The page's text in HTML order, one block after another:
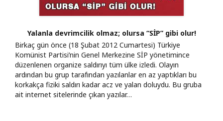
Yalanla devrimcilik olmaz; olursa “SİP” gibi olur!
Birkaç gün önce (18 Şubat 2012 Cumartesi) Türkiye
Komünist Partisi’nin Genel Merkezine SİP yönetimince
düzenlenen organize saldırıyı tüm ülke izledi. Olayın
ardından bu grup tarafından yazılanlar en az yaptıkları bu
korkakça fiziki saldırı kadar acz ve yalan doluydu. Bu gruba
ait internet sitelerinde çıkan yazılar…